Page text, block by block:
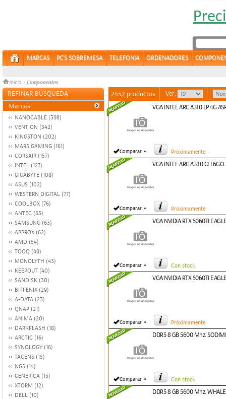
MARCAS PC'S SOBREMESA TELEFONIA ORDENADORES
Inicio > Componentes
REFINAR BÚSQUEDA
Marcas
NANOCABLE (398)
VENTION (342)
KINGSTON (202)
MARS GAMING (161)
CORSAIR (157)
INTEL (127)
GIGABYTE (108)
ASUS (102)
WESTERN DIGITAL (77)
COOLBOX (76)
ANTEC (65)
SAMSUNG (63)
APPROX (62)
AMD (54)
TOOQ (49)
MONOLYTH (43)
KEEPOUT (40)
SANDISK (30)
BITFENIX (29)
A-DATA (23)
QNAP (21)
ANIMA (20)
DARKFLASH (18)
ARCTIC (16)
SYNOLOGY (16)
TACENS (15)
NGS (14)
GENERICA (13)
XTORM (12)
DELL (10)
2452 productos Ver:
Comparar »
VGA INTEL ARC A310 LP 4G
Próximamente
Comparar »
VGA INTEL ARC A380 CLI 6GO
Próximamente
Comparar »
VGA NVIDIA RTX 5060TI
Con stock
Comparar »
VGA NVIDIA RTX 5060TI
Próximamente
Comparar »
DDR5 8 GB 5600 Mhz.
Con stock
DDR5 8 GB 5600 Mhz.